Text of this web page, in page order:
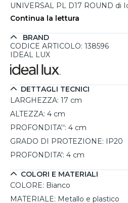
UNIVERSAL PL D17 ROUND di
luminosa e semplicità estetica.
interni come cucine o sale da
realizzata in metallo verniciato
uniforme e confortevole. La
integrata da 12W assicura
un consumo energetico ridotto.
plafoniera è dotata di un driver
l'installazione e rendendola una
affidabile. Perfetta per chi cerca
funzionale e dal design sobrio,
conferma della sua qualità.
Continua la lettura
BRAND
CODICE ARTICOLO: 138596
IDEAL LUX
DETTAGLI TECNICI
LARGHEZZA: 17 cm
ALTEZZA: 4 cm
PROFONDITA'': 4 cm
GRADO DI PROTEZIONE: IP20
PROFONDITA': 4 cm
COLORI E MATERIALI
COLORE: Bianco
MATERIALE: Metallo e plastico